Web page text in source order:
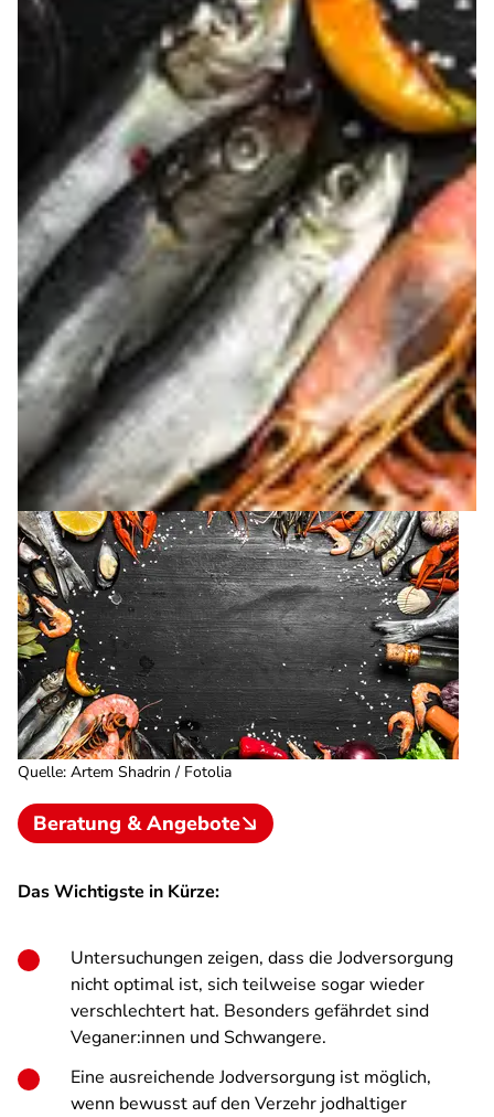
Quelle: Artem Shadrin / Fotolia
Beratung & Angebote
Das Wichtigste in Kürze:
Untersuchungen zeigen, dass die Jodversorgung
nicht optimal ist, sich teilweise sogar wieder
verschlechtert hat. Besonders gefährdet sind
Veganer:innen und Schwangere.
Eine ausreichende Jodversorgung ist möglich,
wenn bewusst auf den Verzehr jodhaltiger